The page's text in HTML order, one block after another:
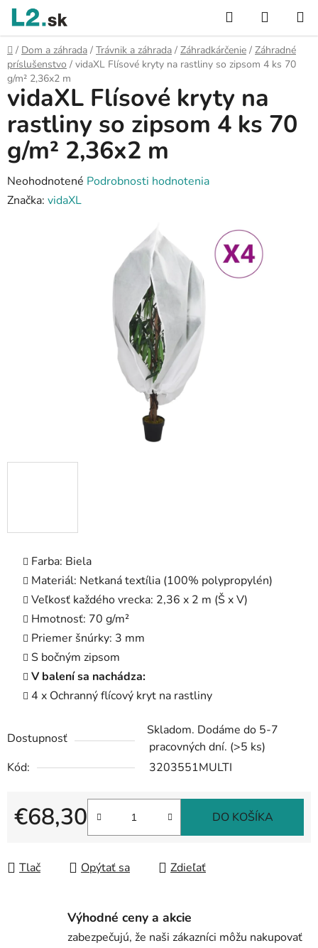
Prejsť
obsah
Hľadať
KOŠÍK
Domov
/ Dom a záhrada / Trávnik a záhrada / Záhradkárčenie / Záhradné
príslušenstvo / vidaXL Flísové kryty na rastliny so zipsom 4 ks 70
g/m² 2,36x2 m
Farba: Biela
Materiál: Netkaná textília (100% polypropylén)
Veľkosť každého vrecka: 2,36 x 2 m (Š x V)
Hmotnosť: 70 g/m²
Priemer šnúrky: 3 mm
S bočným zipsom
V balení sa nachádza:
4 x Ochranný flícový kryt na rastliny
Dostupnosť
Skladom. Dodáme do 5-7
pracovných dní. (>5 ks)
Kód:
3203551MULTI
€68,30
Jednotková cena:
DO KOŠÍKA
Tlač Opýtať sa Zdieľať
vidaXL Flísové kryty na
rastliny so zipsom 4 ks 70
g/m² 2,36x2 m
Priemerné
hodnotenie
Neohodnotené Podrobnosti hodnotenia
Značka: vidaXL
Výhodné ceny a akcie
zabezpečujú, že naši zákazníci môžu nakupovať